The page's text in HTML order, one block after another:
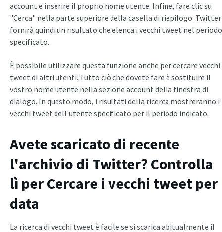
account e inserire il proprio nome utente. Infine, fare clic su
"Cerca" nella parte superiore della casella di riepilogo. Twitter
fornirà quindi un risultato che elenca i vecchi tweet nel periodo
specificato.
È possibile utilizzare questa funzione anche per cercare vecchi
tweet di altri utenti. Tutto ciò che dovete fare è sostituire il
vostro nome utente nella sezione account della finestra di
dialogo. In questo modo, i risultati della ricerca mostreranno i
vecchi tweet dell'utente specificato per il periodo indicato.
Avete scaricato di recente
l'archivio di Twitter? Controlla
lì perCercare i vecchi tweet per
data
La ricerca di vecchi tweet è facile se si scarica abitualmente il